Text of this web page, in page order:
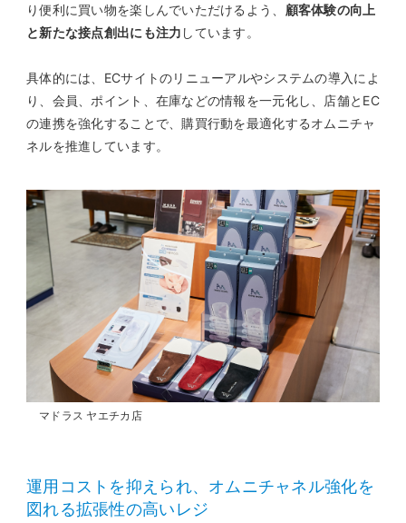
り便利に買い物を楽しんでいただけるよう、 顧客体験の向上
と新たな接点創出にも注力 しています。
具体的には、ECサイトのリニューアルやシステムの導入によ
り、会員、ポイント、在庫などの情報を一元化し、店舗とEC
の連携を強化することで、購買行動を最適化するオムニチャ
ネルを推進しています。
マドラス ヤエチカ店
運用コストを抑えられ、オムニチャネル強化を
図れる拡張性の高いレジ